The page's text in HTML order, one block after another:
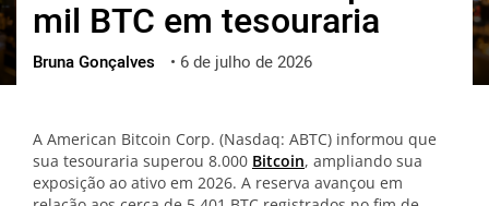
ไทย
ქართული
mil BTC em tesouraria
Bruna Gonçalves • 6 de julho de 2026
A American Bitcoin Corp. (Nasdaq: ABTC) informou que
sua tesouraria superou 8.000 Bitcoin, ampliando sua
exposição ao ativo em 2026. A reserva avançou em